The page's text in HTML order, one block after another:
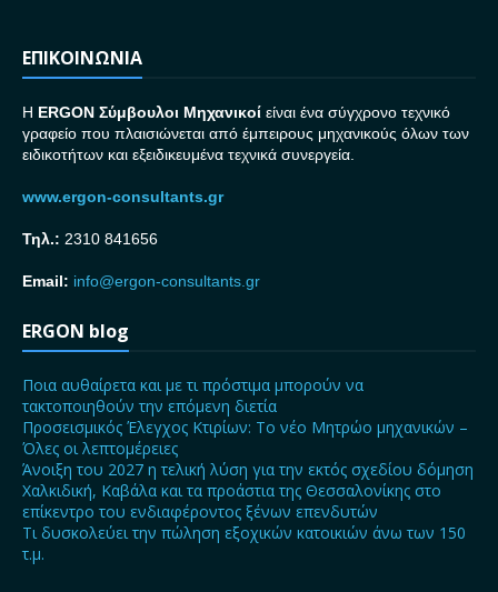
ΕΠΙΚΟΙΝΩΝΙΑ
H ERGON Σύμβουλοι Μηχανικοί είναι ένα σύγχρονο τεχνικό
γραφείο που πλαισιώνεται από έμπειρους μηχανικούς όλων των
ειδικοτήτων και εξειδικευμένα τεχνικά συνεργεία.
www.ergon-consultants.gr
Τηλ.: 2310 841656
Email: info@ergon-consultants.gr
ERGON blog
Ποια αυθαίρετα και με τι πρόστιμα μπορούν να
τακτοποιηθούν την επόμενη διετία
Προσεισμικός Έλεγχος Κτιρίων: Το νέο Μητρώο μηχανικών –
Όλες οι λεπτομέρειες
Άνοιξη του 2027 η τελική λύση για την εκτός σχεδίου δόμηση
Χαλκιδική, Καβάλα και τα προάστια της Θεσσαλονίκης στο
επίκεντρο του ενδιαφέροντος ξένων επενδυτών
Τι δυσκολεύει την πώληση εξοχικών κατοικιών άνω των 150
τ.μ.